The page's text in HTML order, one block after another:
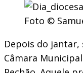
Foto ©
Depois do jantar,
Câmara